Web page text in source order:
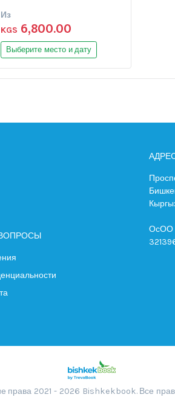
Из
KGS 6,800.00
Выберите место и дату
ОсОО
права 2021 - 2026 Bishkekbook. Все